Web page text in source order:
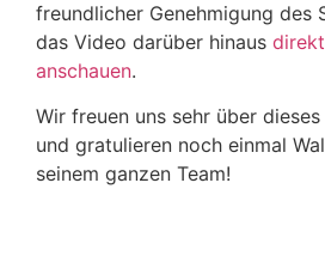
freundlicher Genehmigung des
das Video darüber hinaus
anschauen.
Wir freuen uns sehr über
und gratulieren noch einmal
seinem ganzen Team!